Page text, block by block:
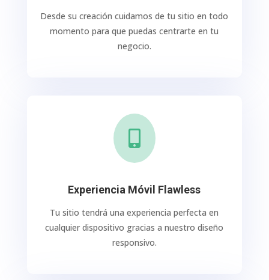
Desde su creación cuidamos de tu sitio en todo
momento para que puedas centrarte en tu
negocio.

Experiencia Móvil Flawless
Tu sitio tendrá una experiencia perfecta en
cualquier dispositivo gracias a nuestro diseño
responsivo.